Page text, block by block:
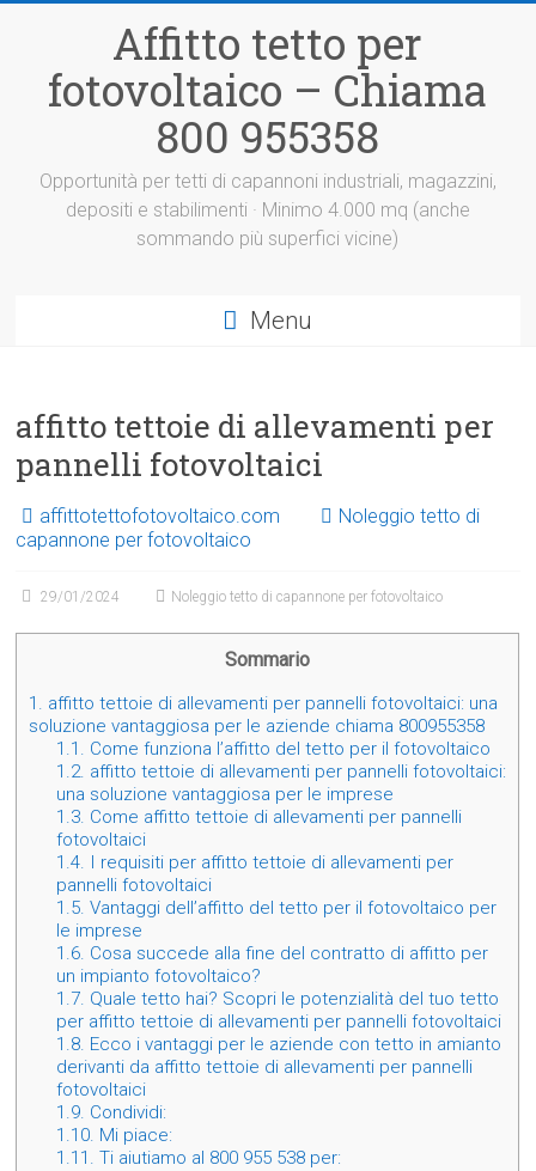
Affitto tetto per
fotovoltaico – Chiama
800 955358
Opportunità per tetti di capannoni industriali, magazzini,
depositi e stabilimenti · Minimo 4.000 mq (anche
sommando più superfici vicine)
Menu
affitto tettoie di allevamenti per
pannelli fotovoltaici
affittotettofotovoltaico.com
Noleggio tetto di
capannone per fotovoltaico
29/01/2024 Noleggio tetto di capannone per fotovoltaico
Sommario
1. affitto tettoie di allevamenti per pannelli fotovoltaici: una
soluzione vantaggiosa per le aziende chiama 800955358
1.1. Come funziona l’affitto del tetto per il fotovoltaico
1.2. affitto tettoie di allevamenti per pannelli fotovoltaici:
una soluzione vantaggiosa per le imprese
1.3. Come affitto tettoie di allevamenti per pannelli
fotovoltaici
1.4. I requisiti per affitto tettoie di allevamenti per
pannelli fotovoltaici
1.5. Vantaggi dell’affitto del tetto per il fotovoltaico per
le imprese
1.6. Cosa succede alla fine del contratto di affitto per
un impianto fotovoltaico?
1.7. Quale tetto hai? Scopri le potenzialità del tuo tetto
per affitto tettoie di allevamenti per pannelli fotovoltaici
1.8. Ecco i vantaggi per le aziende con tetto in amianto
derivanti da affitto tettoie di allevamenti per pannelli
fotovoltaici
1.9. Condividi:
1.10. Mi piace:
1.11. Ti aiutiamo al 800 955 538 per: